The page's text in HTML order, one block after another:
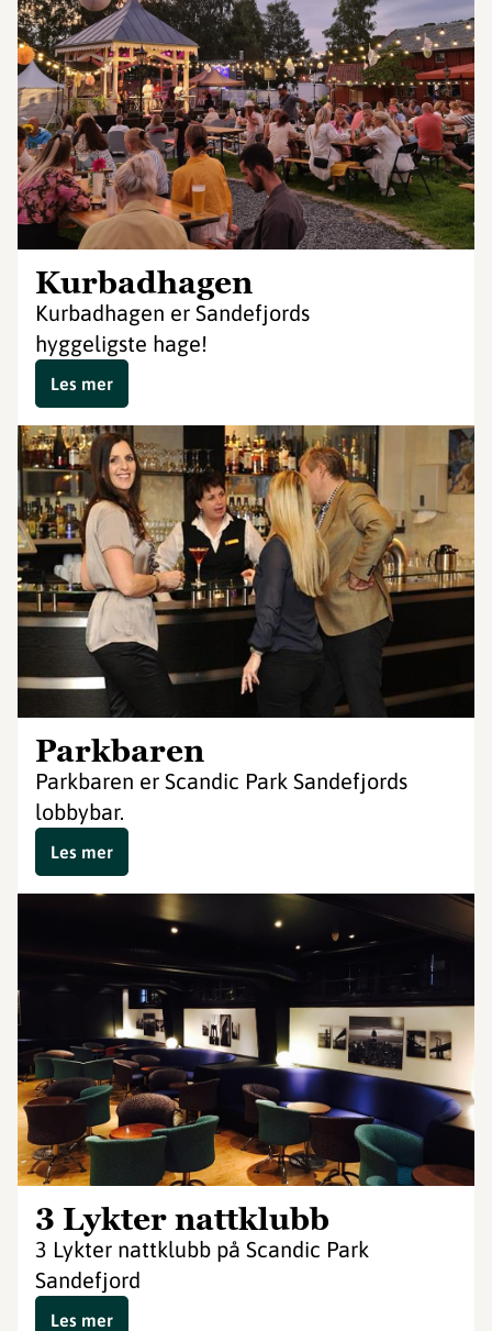
Kurbadhagen
Kurbadhagen er Sandefjords
hyggeligste hage!
Les mer
Parkbaren
Parkbaren er Scandic Park Sandefjords
lobbybar.
Les mer
3 Lykter nattklubb
3 Lykter nattklubb på Scandic Park
Sandefjord
Les mer